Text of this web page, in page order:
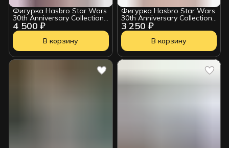
4 500 ₽
Фигурка Hasbro Star Wars
30th Anniversary Collection
Imperial EVO Trooper Force
Unleashed 3.75 Inch Action
В корзину
3 250 ₽
Фигурка Hasbro Star Wars
30th Anniversary Collection
Shadow Stormtrooper 3.75
Inch Action Figure
В корзину